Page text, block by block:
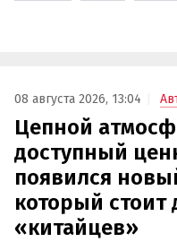
08 августа 2026, 13:04
Цепной
доступный
появился
который стоит
«китайцев»